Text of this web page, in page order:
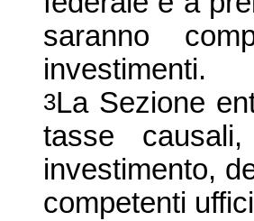
saranno
investimenti.
3La Sezione
tasse
investimento,
competenti